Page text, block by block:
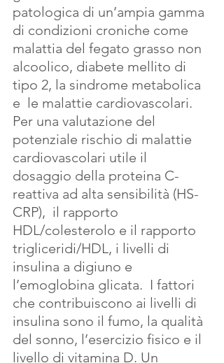
patologica di un’ampia gamma
di condizioni croniche come
malattia del fegato grasso non
alcoolico, diabete mellito di
tipo 2, la sindrome metabolica
e  le malattie cardiovascolari.
Per una valutazione del
potenziale rischio di malattie
cardiovascolari utile il
dosaggio della proteina C-
reattiva ad alta sensibilità (HS-
CRP),  il rapporto
HDL/colesterolo e il rapporto
trigliceridi/HDL, i livelli di
insulina a digiuno e
l’emoglobina glicata.  I fattori
che contribuiscono ai livelli di
insulina sono il fumo, la qualità
del sonno, l’esercizio fisico e il
livello di vitamina D. Un